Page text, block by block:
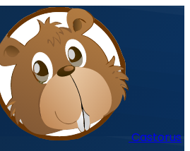
Castorus